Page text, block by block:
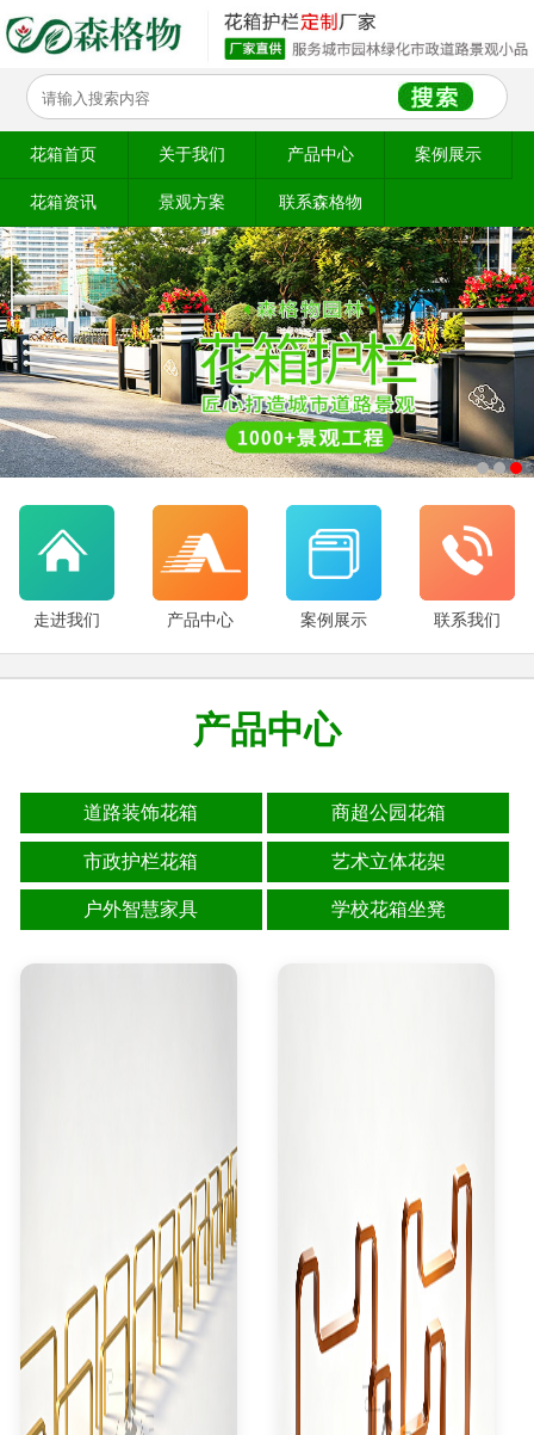
花箱首页 关于我们 产品中心 案例展示
花箱资讯 景观方案 联系森格物
走进我们 产品中心 案例展示 联系我们
产品中心
道路装饰花箱 商超公园花箱
市政护栏花箱 艺术立体花架
户外智慧家具 学校花箱坐凳